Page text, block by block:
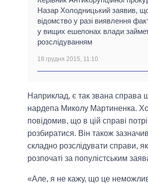
Назар Холодницький заявив,
відомство у разі виявлення
у вищих ешелонах влади
розслідуванням
18 грудня 2015, 11:10
Наприклад, є так звана справа
нардепа Миколу Мартиненка.
повідомив, що в цій справі
розбиратися. Він також
складно розслідувати справи,
розпочаті за популістським
«Але, я не кажу, що це